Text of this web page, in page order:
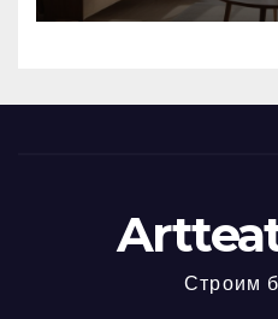
Строим